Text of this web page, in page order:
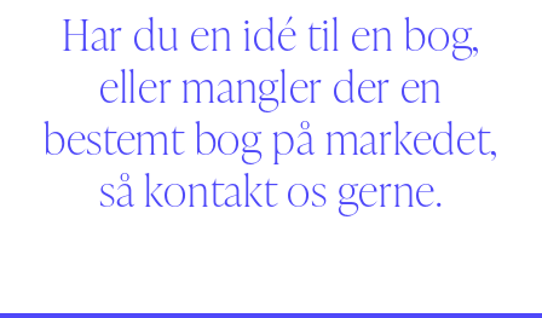
Har du en idé til en bog,
eller mangler der en
bestemt bog på markedet,
så kontakt os gerne.